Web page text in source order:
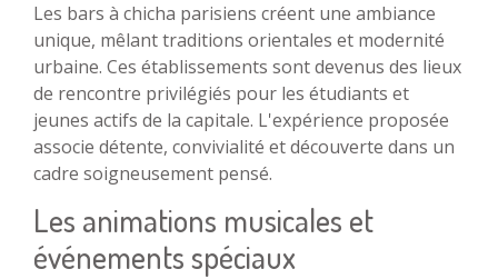
Les bars à chicha parisiens créent une ambiance
unique, mêlant traditions orientales et modernité
urbaine. Ces établissements sont devenus des lieux
de rencontre privilégiés pour les étudiants et
jeunes actifs de la capitale. L'expérience proposée
associe détente, convivialité et découverte dans un
cadre soigneusement pensé.
Les animations musicales et
événements spéciaux